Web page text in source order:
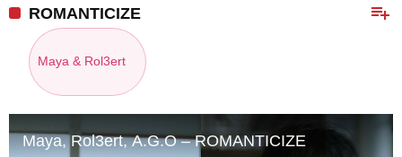
playlist_add
ROMANTICIZE
Maya & Rol3ert
Maya, Rol3ert, A.G.O – ROMANTICIZE